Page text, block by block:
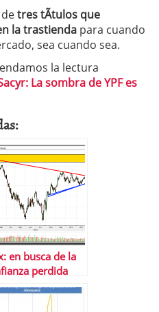
tres tÃ­tulos que
la trastienda para cuando
sea cuando sea.
la lectura
La sombra de YPF es
en busca de la
perdida